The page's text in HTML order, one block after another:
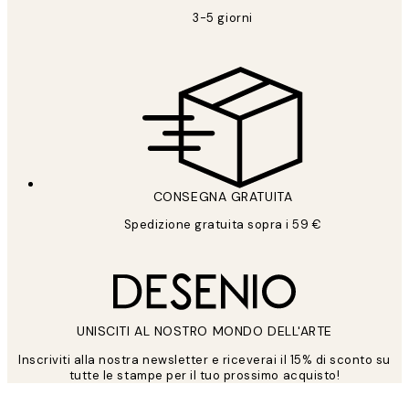
3-5 giorni
CONSEGNA GRATUITA
Spedizione gratuita sopra i 59 €
UNISCITI AL NOSTRO MONDO DELL'ARTE
Inscriviti alla nostra newsletter e riceverai il 15% di sconto su
tutte le stampe per il tuo prossimo acquisto!